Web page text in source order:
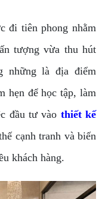
đi tiên phong nhằm
tượng vừa thu hút
những là địa điểm
hẹn để học tập, làm
đầu tư vào thiết kế
cạnh tranh và biến
khách hàng.